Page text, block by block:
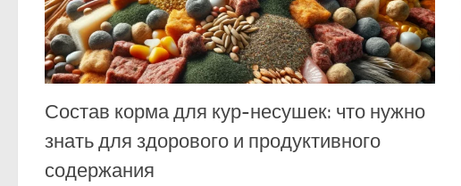
Состав корма для кур-несушек: что нужно
знать для здорового и продуктивного
содержания